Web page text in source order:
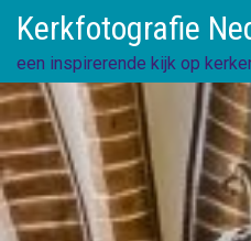
content
Kerkfotografie
een inspirerende kijk op